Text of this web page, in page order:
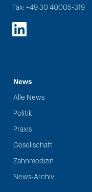
Fax: +49 30 40005-319
LinkedIn
News
Alle News
Politik
Praxis
Gesellschaft
Zahnmedizin
News-Archiv